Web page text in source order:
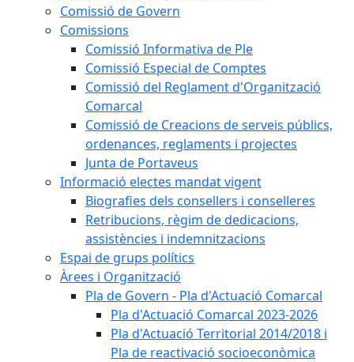
Comissió de Govern
Comissions
Comissió Informativa de Ple
Comissió Especial de Comptes
Comissió del Reglament d'Organització
Comarcal
Comissió de Creacions de serveis públics,
ordenances, reglaments i projectes
Junta de Portaveus
Informació electes mandat vigent
Biografies dels consellers i conselleres
Retribucions, règim de dedicacions,
assistències i indemnitzacions
Espai de grups polítics
Àrees i Organització
Pla de Govern - Pla d'Actuació Comarcal
Pla d'Actuació Comarcal 2023-2026
Pla d'Actuació Territorial 2014/2018 i
Pla de reactivació socioeconòmica